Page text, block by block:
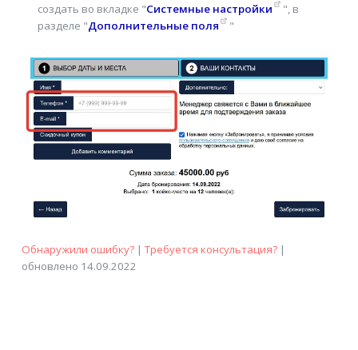
создать во вкладке "Системные настройки
", в
разделе "Дополнительные поля "
Обнаружили ошибку?| Требуется консультация?|
обновлено 14.09.2022